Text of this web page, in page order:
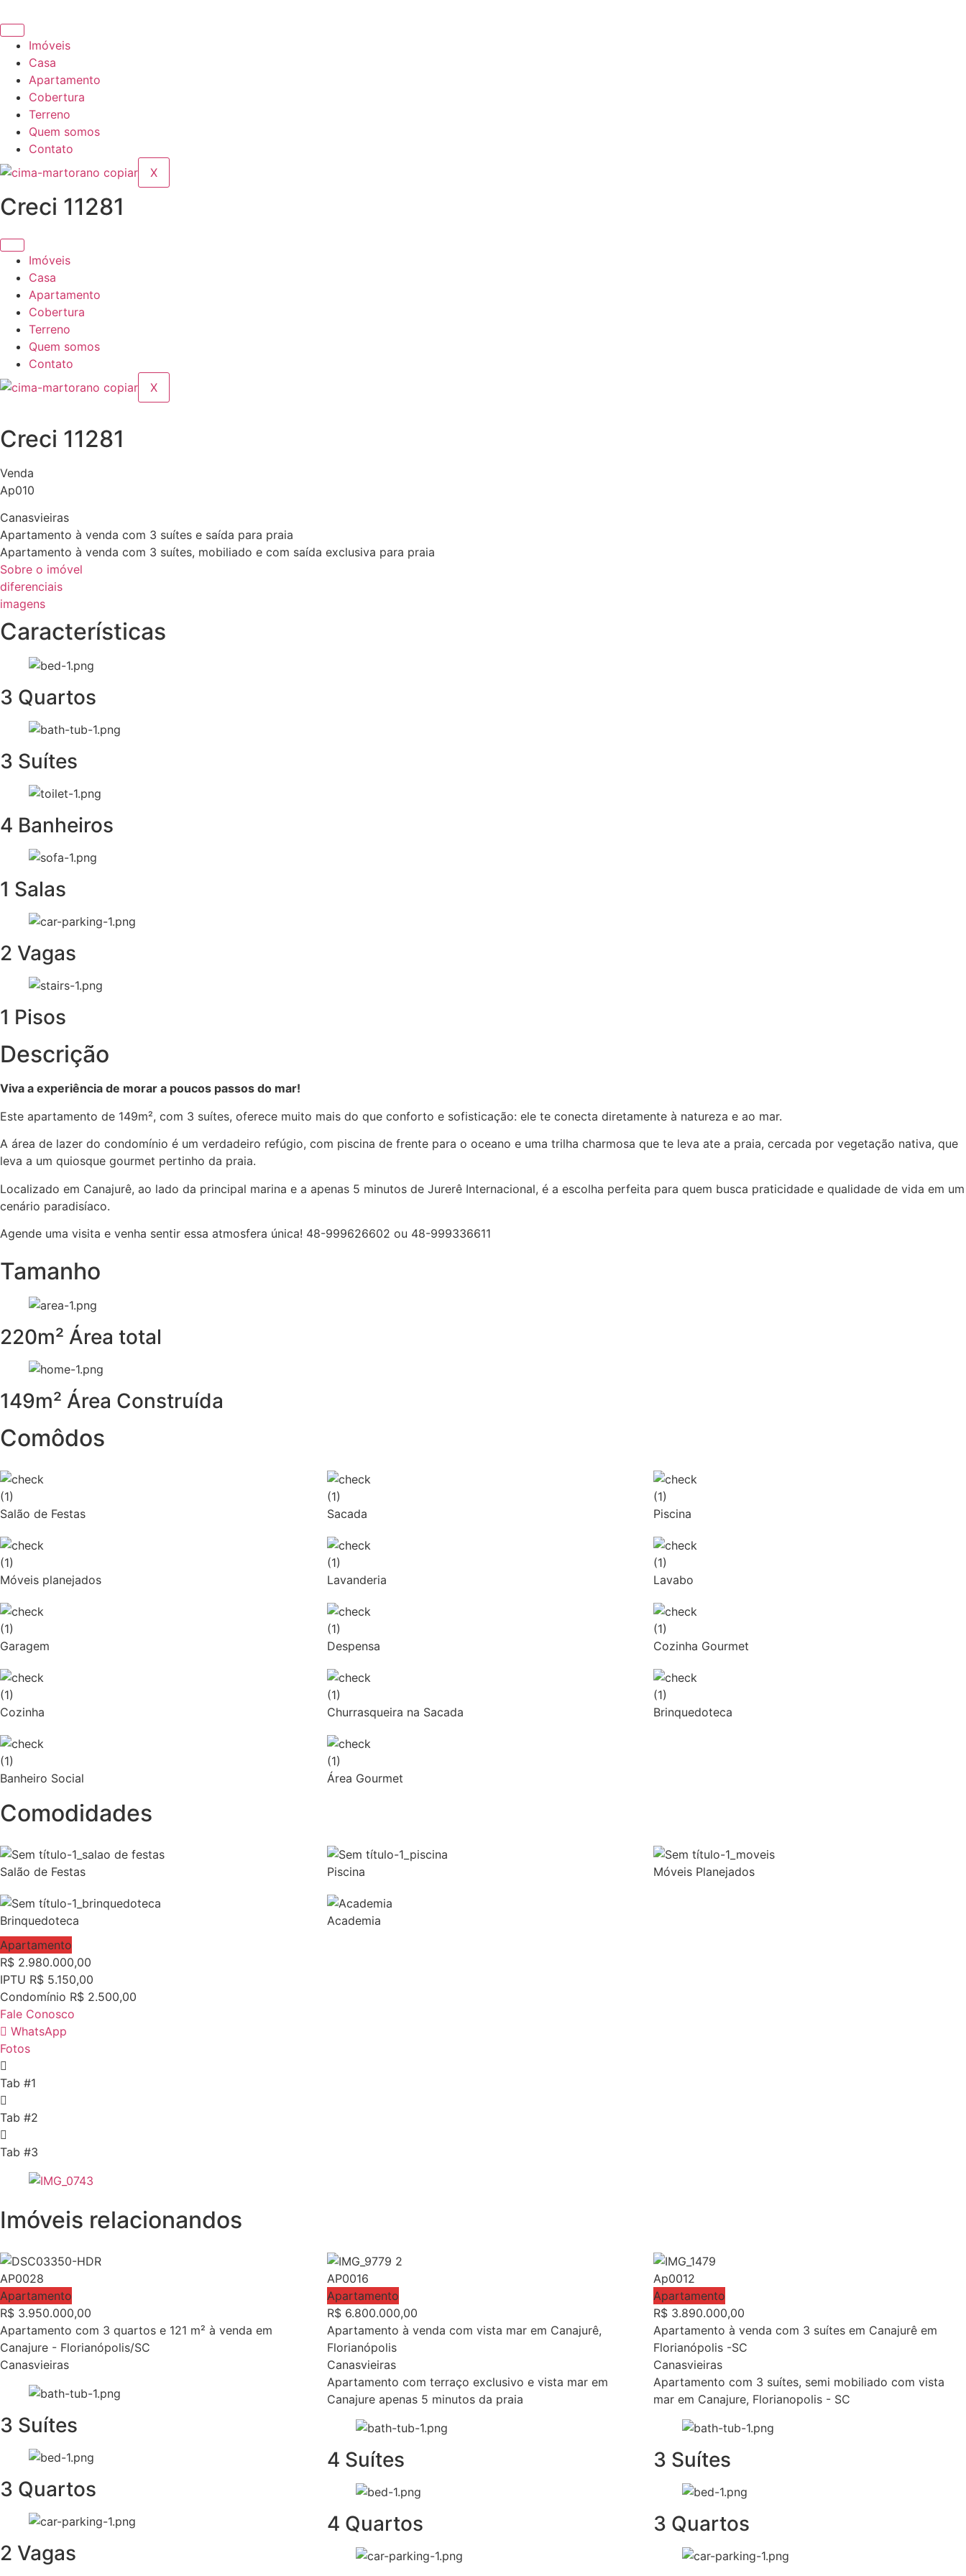
para
conteúdo
Imóveis
Casa
Apartamento
Cobertura
Terreno
Quem somos
Contato
X
Creci 11281
Imóveis
Casa
Apartamento
Cobertura
Terreno
Quem somos
Contato
X
Creci 11281
Venda
Ap010
Canasvieiras
Apartamento à venda com 3 suítes e saída para praia
Apartamento à venda com 3 suítes, mobiliado e com saída exclusiva para praia
Sobre o imóvel
diferenciais
imagens
Características
3 Quartos
3 Suítes
4 Banheiros
1 Salas
2 Vagas
1 Pisos
Descrição
Viva a experiência de morar a poucos passos do mar!
Este apartamento de 149m², com 3 suítes, oferece muito mais do que conforto e sofisticação: ele te conecta diretamente à natureza e ao mar.
A área de lazer do condomínio é um verdadeiro refúgio, com piscina de frente para o oceano e uma trilha charmosa que te leva ate a praia, cercada por vegetação nativa, que
leva a um quiosque gourmet pertinho da praia.
Localizado em Canajurê, ao lado da principal marina e a apenas 5 minutos de Jurerê Internacional, é a escolha perfeita para quem busca praticidade e qualidade de vida em um
cenário paradisíaco.
Agende uma visita e venha sentir essa atmosfera única! 48-999626602 ou 48-999336611
Tamanho
220m² Área total
149m² Área Construída
Comôdos
Salão de Festas Sacada Piscina
Móveis planejados Lavanderia Lavabo
Garagem Despensa Cozinha Gourmet
Cozinha Churrasqueira na Sacada Brinquedoteca
Banheiro Social Área Gourmet
Comodidades
Salão de Festas Piscina Móveis Planejados
Brinquedoteca
Academia
Apartamento
R$ 2.980.000,00
IPTU R$ 5.150,00
Condomínio R$ 2.500,00
Fale Conosco
WhatsApp
Fotos
Tab #1
Tab #2
Tab #3
Imóveis relacionandos
AP0028
Apartamento
R$ 3.950.000,00
Apartamento com 3 quartos e 121 m² à venda em
Canajure - Florianópolis/SC
Canasvieiras
3 Suítes
3 Quartos
2 Vagas
AP0016
Apartamento
R$ 6.800.000,00
Apartamento à venda com vista mar em Canajurê,
Florianópolis
Canasvieiras
Apartamento com terraço exclusivo e vista mar em
Canajure apenas 5 minutos da praia
4 Suítes
4 Quartos
Ap0012
Apartamento
R$ 3.890.000,00
Apartamento à venda com 3 suítes em Canajurê em
Florianópolis -SC
Canasvieiras
Apartamento com 3 suítes, semi mobiliado com vista
mar em Canajure, Florianopolis - SC
3 Suítes
3 Quartos